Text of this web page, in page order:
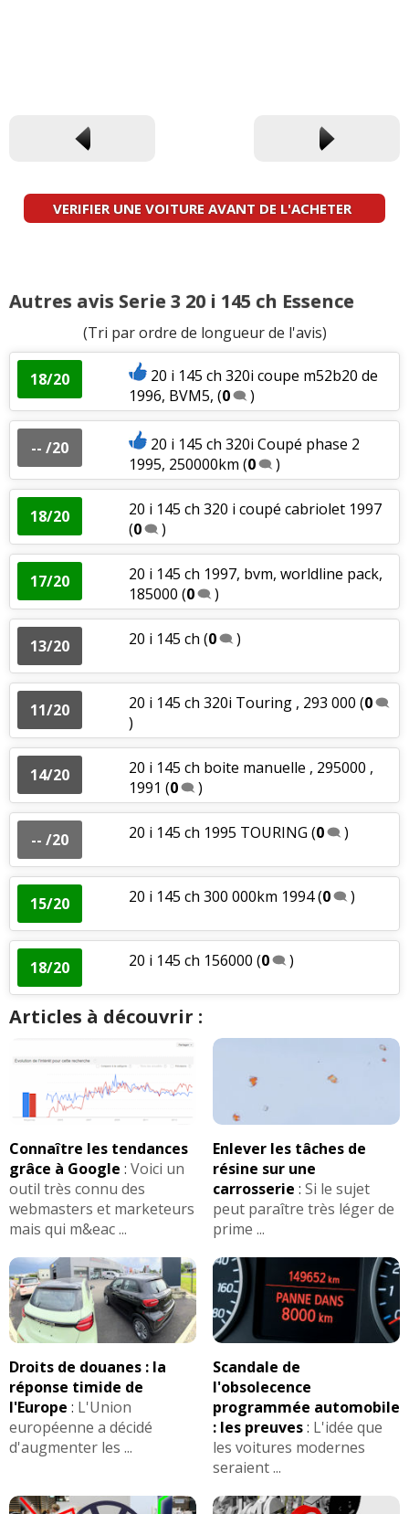
VERIFIER UNE VOITURE AVANT DE L'ACHETER
Autres avis Serie 3 20 i 145 ch Essence
(Tri par ordre de longueur de l'avis)
18/20
20 i 145 ch 320i coupe m52b20 de
1996, BVM5, (0 )
-- /20
20 i 145 ch 320i Coupé phase 2
1995, 250000km (0 )
18/20
20 i 145 ch 320 i coupé cabriolet 1997
(0 )
17/20
20 i 145 ch 1997, bvm, worldline pack,
185000 (0 )
13/20 20 i 145 ch (0 )
11/20 20 i 145 ch 320i Touring , 293 000 (0
)
14/20
20 i 145 ch boite manuelle , 295000 ,
1991 (0 )
-- /20 20 i 145 ch 1995 TOURING (0 )
15/20 20 i 145 ch 300 000km 1994(0 )
18/20 20 i 145 ch 156000 (0 )
Articles à découvrir :
Connaître les tendances
grâce à Google : Voici un
outil très connu des
webmasters et marketeurs
mais qui m&eac ...
Enlever les tâches de
résine sur une
carrosserie : Si le sujet
peut paraître très léger de
prime ...
Droits de douanes : la
réponse timide de
l'Europe : L'Union
européenne a décidé
d'augmenter les ...
Scandale de
l'obsolecence
programmée automobile
: les preuves: L'idée que
les voitures modernes
seraient ...